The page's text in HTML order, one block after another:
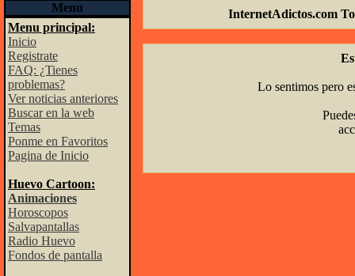
Menu
Menu principal:
Inicio
Registrate
FAQ: ¿Tienes
problemas?
Ver noticias anteriores
Buscar en la web
Temas
Ponme en Favoritos
Pagina de Inicio
Huevo Cartoon:
Animaciones
Horoscopos
Salvapantallas
Radio Huevo
Fondos de pantalla
InternetAdictos.com
Lo sentimos pero